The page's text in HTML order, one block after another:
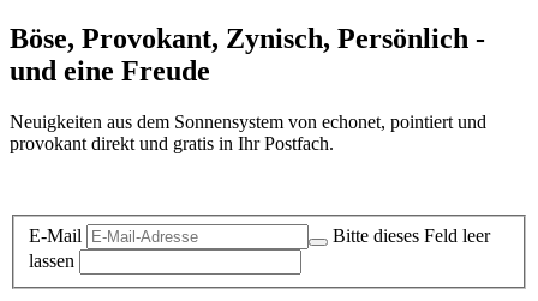
Böse, Provokant, Zynisch, Persönlich -
und eine Freude
Neuigkeiten aus dem Sonnensystem von echonet, pointiert und
provokant direkt und gratis in Ihr Postfach.
E-Mail
Bitte dieses Feld leer
lassen